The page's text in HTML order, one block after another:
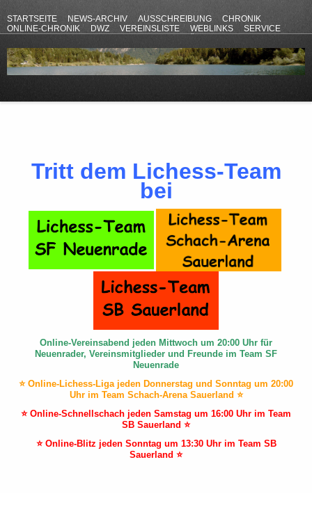
STARTSEITE NEWS-ARCHIV AUSSCHREIBUNG
CHRONIK
ONLINE-CHRONIK
DWZ VEREINSLISTE WEBLINKS
SERVICE
Tritt dem Lichess-Team
bei
Online-Vereinsabend jeden Mittwoch um 20:00 Uhr für
Neuenrader, Vereinsmitglieder und Freunde im Team SF
Neuenrade
⭐ Online-Lichess-Liga jeden Donnerstag und Sonntag um 20:00
Uhr im Team Schach-Arena Sauerland ⭐
⭐ Online-Schnellschach jeden Samstag um 16:00 Uhr im Team
SB Sauerland ⭐
⭐ Online-Blitz jeden Sonntag um 13:30 Uhr im Team SB
Sauerland ⭐